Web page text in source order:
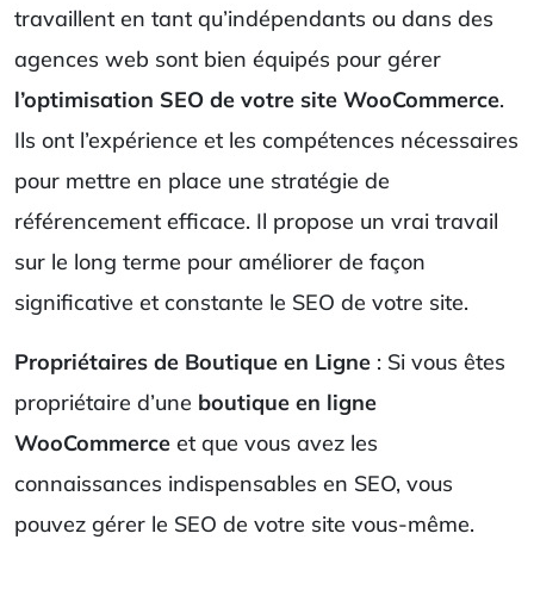
travaillent en tant qu’indépendants ou dans des
agences web sont bien équipés pour gérer
l’optimisation SEO de votre site WooCommerce.
Ils ont l’expérience et les compétences nécessaires
pour mettre en place une stratégie de
référencement efficace. Il propose un vrai travail
sur le long terme pour améliorer de façon
significative et constante le SEO de votre site.
Propriétaires de Boutique en Ligne : Si vous êtes
propriétaire d’une boutique en ligne
WooCommerce et que vous avez les
connaissances indispensables en SEO, vous
pouvez gérer le SEO de votre site vous-même.